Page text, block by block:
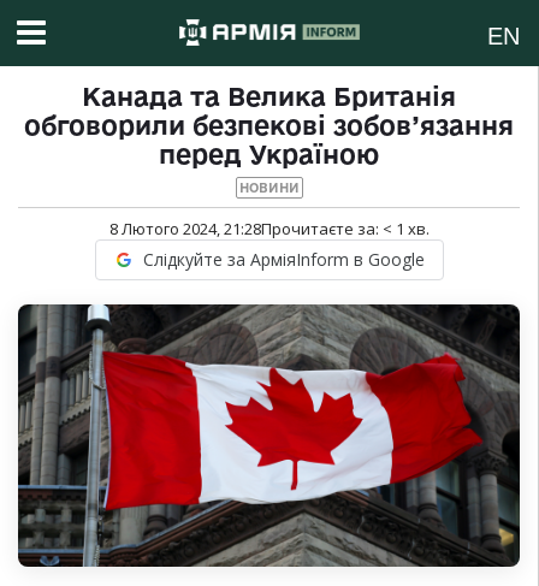
EN
Канада та Велика Британія
обговорили безпекові зобов’язання
перед Україною
НОВИНИ
8 Лютого 2024, 21:28Прочитаєте за: < 1 хв.
Слідкуйте за АрміяInform в Google